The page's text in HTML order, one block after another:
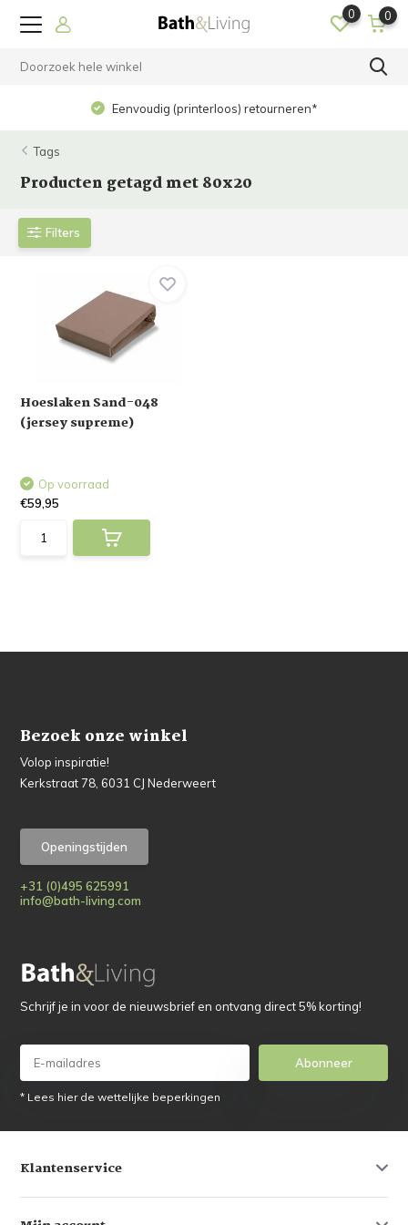
0 0
Eenvoudig (printerloos) retourneren*
Tags
Producten getagd met 80x20
Filters
Hoeslaken Sand-048
(jersey supreme)
Op voorraad
€59,95
Bezoek onze winkel
Volop inspiratie!
Kerkstraat 78, 6031 CJ Nederweert
Openingstijden
+31 (0)495 625991
info@bath-living.com
Schrijf je in voor de nieuwsbrief en ontvang direct 5% korting!
Abonneer
* Lees hier de wettelijke beperkingen
Klantenservice